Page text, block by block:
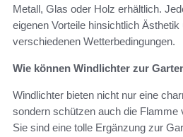
Metall, Glas oder Holz erhältlich.
eigenen Vorteile hinsichtlich Ästhetik
verschiedenen Wetterbedingungen.
Wie können Windlichter zur
Windlichter bieten nicht nur eine
sondern schützen auch die Flamme
Sie sind eine tolle Ergänzung zur